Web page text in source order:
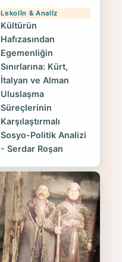
Lekolîn & Analîz
Kültürün
Hafızasından
Egemenliğin
Sınırlarına: Kürt,
İtalyan ve Alman
Uluslaşma
Süreçlerinin
Karşılaştırmalı
Sosyo-Politik Analizi
- Serdar Roşan